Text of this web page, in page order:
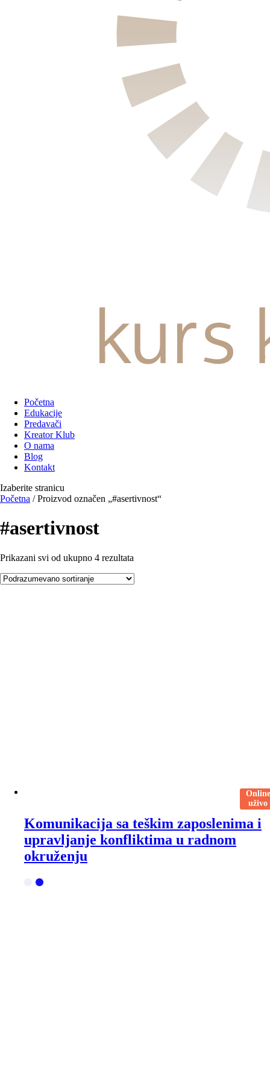
Početna
Edukacije
Predavači
Kreator Klub
O nama
Blog
Kontakt
Izaberite stranicu
Početna / Proizvod označen „#asertivnost“
#asertivnost
Prikazani svi od ukupno 4 rezultata
Online
uživo
Komunikacija sa teškim zaposlenima i
upravljanje konfliktima u radnom
okruženju